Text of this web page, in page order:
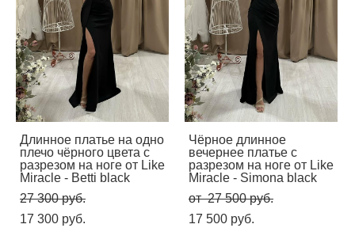
Длинное платье на одно
плечо чёрного цвета с
разрезом на ноге от Like
Miracle - Betti black
27 300 pуб.
17 300 pуб.
Чёрное длинное
вечернее платье с
разрезом на ноге от Like
Miracle - Simona black
от 27 500 pуб.
17 500 pуб.